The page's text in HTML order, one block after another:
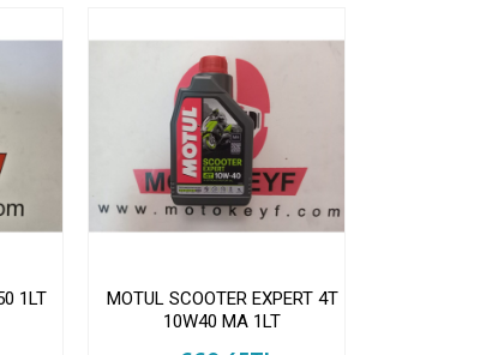
1LT
MOTUL SCOOTER EXPERT 4T
10W40 MA 1LT